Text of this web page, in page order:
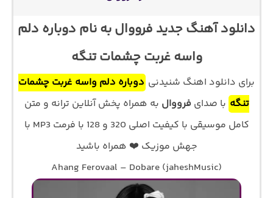
دانلود آهنگ جدید فرووال به نام دوباره دلم
واسه غربت چشمات تنگه
برای دانلود اهنگ شنیدنی دوباره دلم واسه غربت چشمات
تنگه با صدایفرووال به همراه پخش آنلاین ترانه و متن
کامل موسیقی با کیفیت اصلی 320 و 128 با فرمت MP3 با
جهش موزیک ❤️ همراه باشید
Ahang Ferovaal – Dobare (jaheshMusic)